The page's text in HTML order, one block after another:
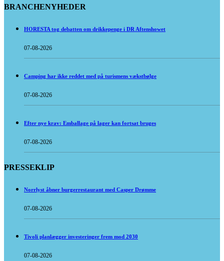
BRANCHENYHEDER
HORESTA tog debatten om drikkepenge i DR Aftenshowet
07-08-2026
Camping har ikke reddet med på turismens vækstbølge
07-08-2026
Efter nye krav: Emballage på lager kan fortsat bruges
07-08-2026
PRESSEKLIP
Norrlyst åbner burgerrestaurant med Casper Drømme
07-08-2026
Tivoli planlægger investeringer frem mod 2030
07-08-2026